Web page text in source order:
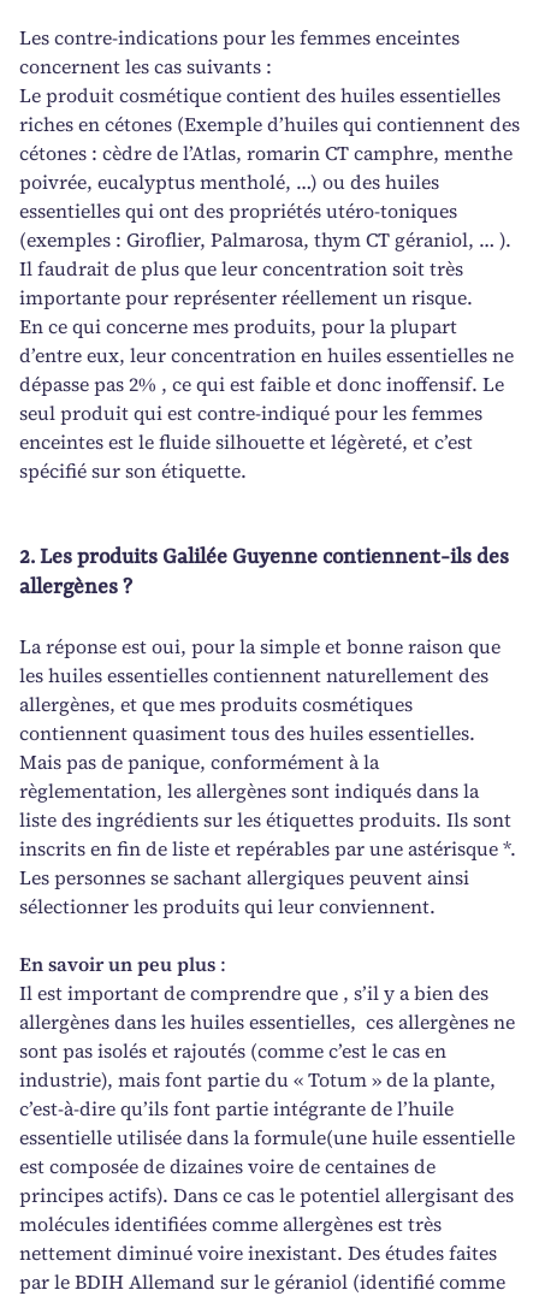
Les contre-indications pour les femmes enceintes
concernent les cas suivants :
Le produit cosmétique contient des huiles essentielles
riches en cétones (Exemple d’huiles qui contiennent des
cétones : cèdre de l’Atlas, romarin CT camphre, menthe
poivrée, eucalyptus mentholé, …) ou des huiles
essentielles qui ont des propriétés utéro-toniques
(exemples : Giroflier, Palmarosa, thym CT géraniol, … ).
Il faudrait de plus que leur concentration soit très
importante pour représenter réellement un risque.
En ce qui concerne mes produits, pour la plupart
d’entre eux, leur concentration en huiles essentielles ne
dépasse pas 2% , ce qui est faible et donc inoffensif. Le
seul produit qui est contre-indiqué pour les femmes
enceintes est le fluide silhouette et légèreté, et c’est
spécifié sur son étiquette.
2. Les produits Galilée Guyenne contiennent-ils des
allergènes ?
La réponse est oui, pour la simple et bonne raison que
les huiles essentielles contiennent naturellement des
allergènes, et que mes produits cosmétiques
contiennent quasiment tous des huiles essentielles.
Mais pas de panique, conformément à la
règlementation, les allergènes sont indiqués dans la
liste des ingrédients sur les étiquettes produits. Ils sont
inscrits en fin de liste et repérables par une astérisque *.
Les personnes se sachant allergiques peuvent ainsi
sélectionner les produits qui leur conviennent.
En savoir un peu plus :
Il est important de comprendre que , s’il y a bien des
allergènes dans les huiles essentielles, ces allergènes ne
sont pas isolés et rajoutés (comme c’est le cas en
industrie), mais font partie du « Totum » de la plante,
c’est-à-dire qu’ils font partie intégrante de l’huile
essentielle utilisée dans la formule(une huile essentielle
est composée de dizaines voire de centaines de
principes actifs). Dans ce cas le potentiel allergisant des
molécules identifiées comme allergènes est très
nettement diminué voire inexistant. Des études faites
par le BDIH Allemand sur le géraniol (identifié comme